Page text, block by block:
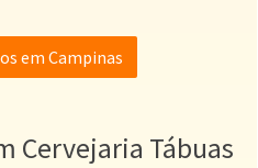
em Campinas
Cervejaria Tábuas